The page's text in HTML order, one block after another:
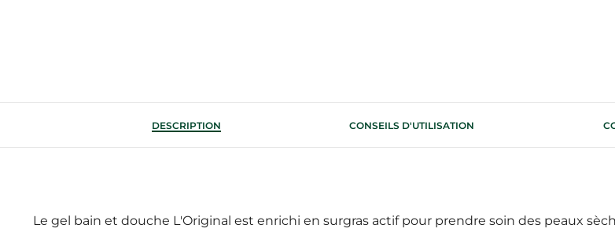
DESCRIPTION CONSEILS D'UTILISATION
Le gel bain et douche L'Original est enrichi en surgras actif pour prendre soin des peaux